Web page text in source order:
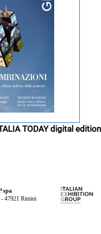
TODAY digital edition
spa
- 47921 Rimini